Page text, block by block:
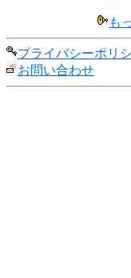
も
プライバシーポリ
お問い合わせ